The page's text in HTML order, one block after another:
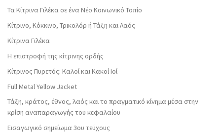
Τα Κίτρινα Γιλέκα σε ένα Νέο Κοινωνικό Τοπίο
Κίτρινο, Κόκκινο, Τρικολόρ ή Τάξη και Λαός
Κίτρινα Γιλέκα
Η επιστροφή της κίτρινης ορδής
Κίτρινος Πυρετός: Καλοί και Κακοί Ιοί
Full Metal Yellow Jacket
Τάξη, κράτος, έθνος, λαός και το πραγματικό κίνημα μέσα στην
κρίση αναπαραγωγής του κεφαλαίου
Εισαγωγικό σημείωμα 3ου τεύχους